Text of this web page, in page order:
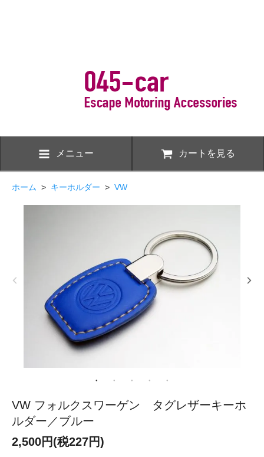
メニュー カートを見る
ホーム > キーホルダー > VW
VW フォルクスワーゲン タグレザーキーホ
ルダー／ブルー
2,500円(税227円)